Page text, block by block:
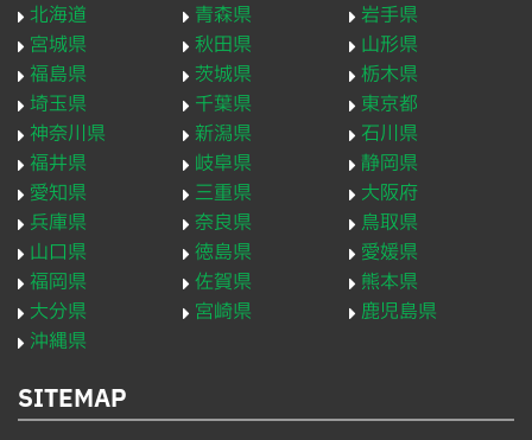
北海道 青森県
岩手県
宮城県
秋田県
山形県
福島県
茨城県
栃木県
埼玉県
千葉県
東京都
神奈川県
新潟県
石川県
福井県
岐阜県
静岡県
愛知県
三重県
大阪府
兵庫県
奈良県
鳥取県
山口県
徳島県
愛媛県
福岡県
佐賀県
熊本県
大分県
宮崎県
鹿児島県
沖縄県
SITEMAP